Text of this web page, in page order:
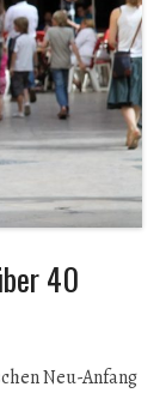
40
Neu-Anfang